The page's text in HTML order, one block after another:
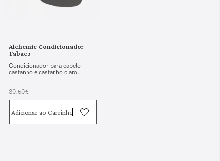
Alchemic Condicionador
Tabaco
Condicionador para cabelo
castanho e castanho claro.
30.50€
Adicionar ao Carrinho